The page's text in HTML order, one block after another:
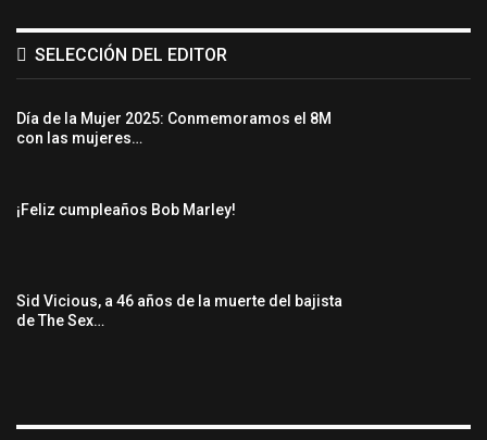
SELECCIÓN DEL EDITOR
Día de la Mujer 2025: Conmemoramos el 8M
con las mujeres…
¡Feliz cumpleaños Bob Marley!
Sid Vicious, a 46 años de la muerte del bajista
de The Sex…